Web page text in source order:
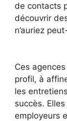
de contacts
découvrir
n’auriez
Ces
profil, à
les
succès.
employeurs